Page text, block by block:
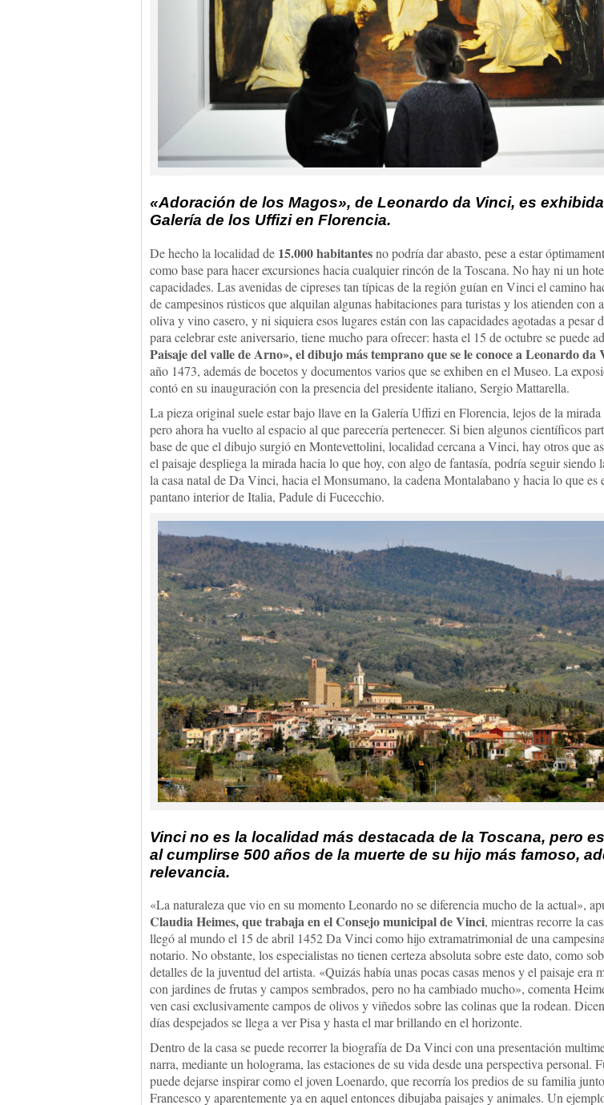
«Adoración de los Magos», de Leonardo da Vinci, es
Galería de los Uffizi en Florencia.
De hecho la localidad de 15.000 habitantesno podría dar abasto, pese a estar
como base para hacer excursiones hacia cualquier rincón de la Toscana. No hay ni un
capacidades. Las avenidas de cipreses tan típicas de la región guían en Vinci el camino
de campesinos rústicos que alquilan algunas habitaciones para turistas y los atienden con
oliva y vino casero, y ni siquiera esos lugares están con las capacidades agotadas a pesar
para celebrar este aniversario, tiene mucho para ofrecer: hasta el 15 de octubre se puede
Paisaje del valle de Arno», el dibujo más temprano que se le conoce a Leonardo da
año 1473, además de bocetos y documentos varios que se exhiben en el Museo. La
contó en su inauguración con la presencia del presidente italiano, Sergio Mattarella.
La pieza original suele estar bajo llave en la Galería Uffizi en Florencia, lejos de la
pero ahora ha vuelto al espacio al que parecería pertenecer. Si bien algunos científicos
base de que el dibujo surgió en Montevettolini, localidad cercana a Vinci, hay otros que
el paisaje despliega la mirada hacia lo que hoy, con algo de fantasía, podría seguir siendo
la casa natal de Da Vinci, hacia el Monsumano, la cadena Montalabano y hacia lo que es
pantano interior de Italia, Padule di Fucecchio.
Vinci no es la localidad más destacada de la Toscana, pero
al cumplirse 500 años de la muerte de su hijo más famoso,
relevancia.
«La naturaleza que vio en su momento Leonardo no se diferencia mucho de la actual»,
Claudia Heimes, que trabaja en el Consejo municipal de Vinci, mientras recorre la
llegó al mundo el 15 de abril 1452 Da Vinci como hijo extramatrimonial de una
notario. No obstante, los especialistas no tienen certeza absoluta sobre este dato, como
detalles de la juventud del artista. «Quizás había unas pocas casas menos y el paisaje era
con jardines de frutas y campos sembrados, pero no ha cambiado mucho», comenta
ven casi exclusivamente campos de olivos y viñedos sobre las colinas que la rodean.
días despejados se llega a ver Pisa y hasta el mar brillando en el horizonte.
Dentro de la casa se puede recorrer la biografía de Da Vinci con una presentación
narra, mediante un holograma, las estaciones de su vida desde una perspectiva personal.
puede dejarse inspirar como el joven Loenardo, que recorría los predios de su familia
Francesco y aparentemente ya en aquel entonces dibujaba paisajes y animales. Un